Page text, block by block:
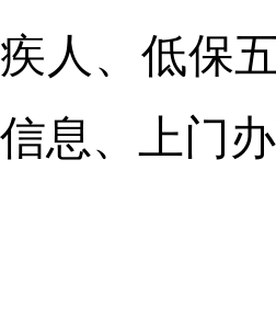
疾人、低保
信息、上门